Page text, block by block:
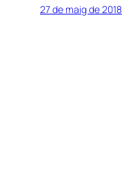
27 de maig de 2018